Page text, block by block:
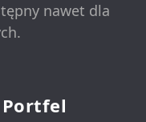
nawet dla
Portfel